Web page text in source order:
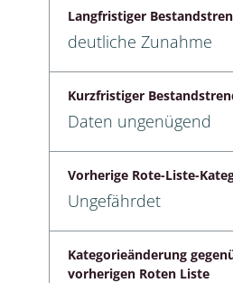
Langfristiger
deutliche Zunahme
Kurzfristiger
Daten ungenügend
Vorherige Rote-Liste-
Ungefährdet
Kategorieänderung
vorherigen Roten Liste